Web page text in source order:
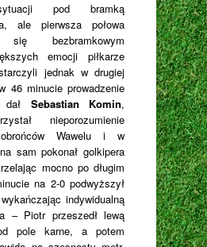
pod bramką
ale pierwsza połowa
się bezbramkowym
emocji piłkarze
jednak w drugiej
46 minucie prowadzenie
dał Sebastian Komin,
nieporozumienie
Wawelu i w
sam pokonał golkipera
mocno po długim
na 2-0 podwyższył
indywidualną
– Piotr przeszedł lewą
pole karne, a potem